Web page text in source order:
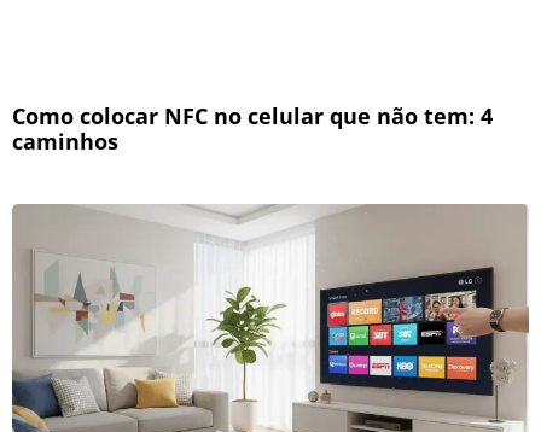
Como colocar NFC no celular que não tem: 4
caminhos